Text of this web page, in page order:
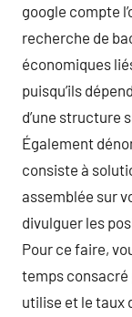
google compte
recherche de
économiques
puisqu’ils
d’une structure
Également
consiste à
assemblée sur
divulguer les
Pour ce faire,
temps consacré
utilise et le taux